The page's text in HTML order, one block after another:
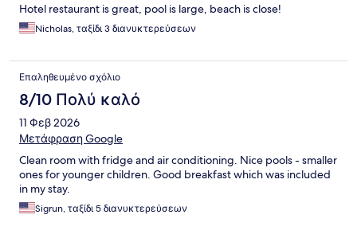
Hotel restaurant is great, pool is large, beach is close!
Nicholas, ταξίδι 3 διανυκτερεύσεων
Επαληθευμένο σχόλιο
8/10 Πολύ καλό
11 Φεβ 2026
Μετάφραση Google
Clean room with fridge and air conditioning. Nice pools - smaller
ones for younger children. Good breakfast which was included
in my stay.
Sigrun, ταξίδι 5 διανυκτερεύσεων